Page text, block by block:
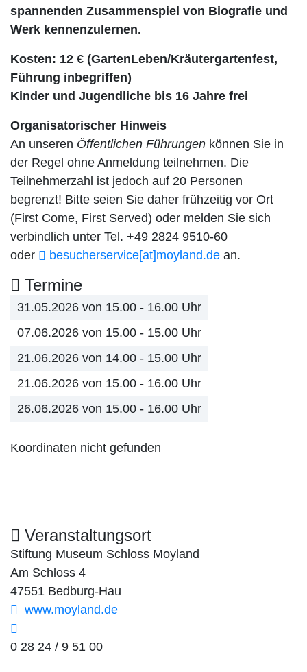
spannenden Zusammenspiel von Biografie und
Werk kennenzulernen.
Kosten: 12 € (GartenLeben/Kräutergartenfest,
Führung inbegriffen)
Kinder und Jugendliche bis 16 Jahre frei
Organisatorischer Hinweis
An unseren Öffentlichen Führungen können Sie in
der Regel ohne Anmeldung teilnehmen. Die
Teilnehmerzahl ist jedoch auf 20 Personen
begrenzt! Bitte seien Sie daher frühzeitig vor Ort
(First Come, First Served) oder melden Sie sich
verbindlich unter Tel. +49 2824 9510-60
oder
besucherservice[at]​moyland.de an.
Termine
31.05.2026 von 15.00 - 16.00 Uhr
07.06.2026 von 15.00 - 15.00 Uhr
21.06.2026 von 14.00 - 15.00 Uhr
21.06.2026 von 15.00 - 16.00 Uhr
26.06.2026 von 15.00 - 16.00 Uhr
Koordinaten nicht gefunden
Veranstaltungsort
Stiftung Museum Schloss Moyland
Am Schloss 4
47551 Bedburg-Hau
www.moyland.de
0 28 24 / 9 51 00